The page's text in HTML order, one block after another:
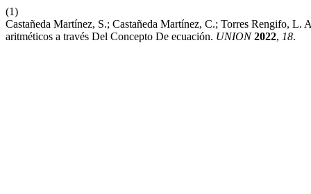
(1)
Castañeda Martínez, S.; Castañeda Martínez, C.; Torres Rengifo,
aritméticos a través Del Concepto De ecuación. UNION 2022, 18.